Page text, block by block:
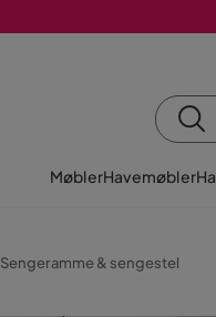
MøblerHavemøbler
Sengeramme & sengestel